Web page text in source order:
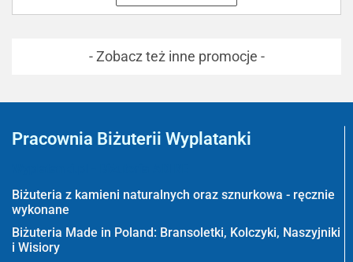
- Zobacz też inne promocje -
Pracownia Biżuterii Wyplatanki
Biżuteria z kamieni naturalnych oraz sznurkowa - ręcznie
wykonane
Biżuteria Made in Poland: Bransoletki, Kolczyki, Naszyjniki
i Wisiory